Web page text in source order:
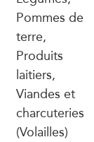
Pommes de
terre,
Produits
laitiers,
Viandes et
charcuteries
(Volailles)